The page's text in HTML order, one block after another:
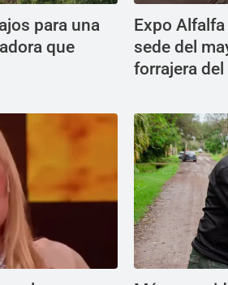
para una
que
Expo
sede del
forrajera del